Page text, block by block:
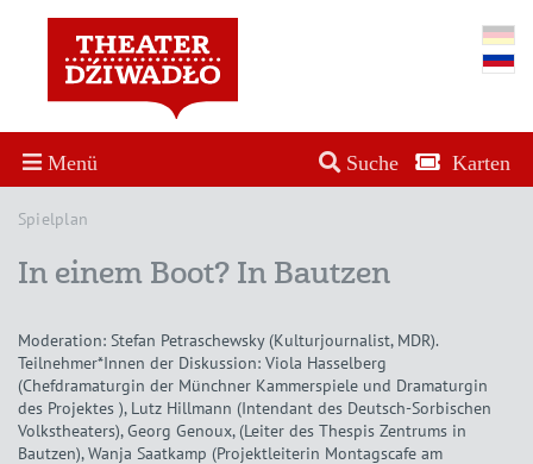
Menü Suche Karten
Spielplan
In einem Boot? In Bautzen
Moderation: Stefan Petraschewsky (Kulturjournalist, MDR).
Teilnehmer*Innen der Diskussion: Viola Hasselberg
(Chefdramaturgin der Münchner Kammerspiele und Dramaturgin
des Projektes ), Lutz Hillmann (Intendant des Deutsch-Sorbischen
Volkstheaters), Georg Genoux, (Leiter des Thespis Zentrums in
Bautzen), Wanja Saatkamp (Projektleiterin Montagscafe am